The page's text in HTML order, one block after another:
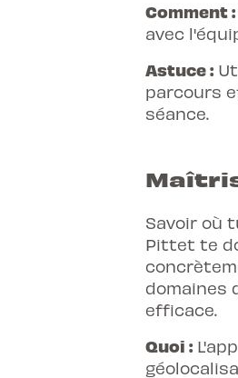
Comment :
avec
Astuce :
parcours
séance.
Savoir où
Pittet te
domaines
efficace.
Quoi :